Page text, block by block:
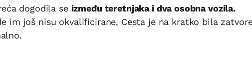
dogodila se između teretnjaka i dva osobna vozila.
im još nisu okvalificirane. Cesta je na kratko bila